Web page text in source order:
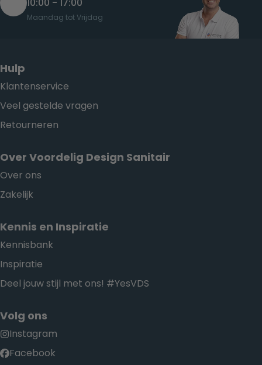
Maandag tot Vrijdag
Hulp
Klantenservice
Veel gestelde vragen
Retourneren
Over Voordelig Design Sanitair
Over ons
Zakelijk
Kennis en Inspiratie
Kennisbank
Inspiratie
Deel jouw stijl met ons! #YesVDS
Volg ons
Instagram
Facebook